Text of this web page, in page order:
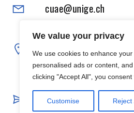
We value your privacy
We use cookies to enhance
personalised ads or content,
clicking "Accept All", you
Customise Reject
cuae@unige.ch
Adresse physique :
102, Boulevard Carl-
1205 Genève
Adresse postale :
40, Boulevard du Pont-